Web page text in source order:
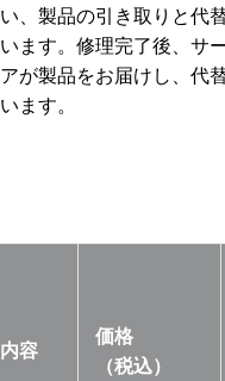
い、製品の引き取りと代
います。修理完了後、サ
アが製品をお届けし、代
います。
内容
価格
（税込）